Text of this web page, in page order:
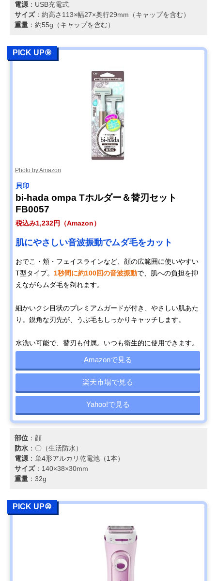
電源：USB充電式
サイズ：約高さ113×幅27×奥行29mm（キャップを含む）
重量 ：約55g（キャップを含む）
PICK UP⑨
Photo by Amazon
貝印
bi-hada ompa Tホルダー＆替刃セット
FB0057
税込み1,232円（Amazon）
肌にやさしい音波振動でムダ毛をカット
おでこ・頬・フェイスラインなど、顔の広範囲に使いやすい
T型タイプ。 1秒間に約100回の音波振動で、肌への負担を抑
えながらムダ毛を剃れます。
細かいクシ目状のプレミアムガードが付き、やさしい肌あた
り。鋭角な刃先が、うぶ毛もしっかりキャッチします。
水洗い可能で、替刃も付属。いつも衛生的に使用できます。
Amazonで見る
楽天市場で見る
Yahoo!で見る
部位 ：顔
防水 ：〇（生活防水）
電源：単4形アルカリ乾電池（1本）
サイズ：140×38×30mm
重量 ：32g
PICK UP⑩